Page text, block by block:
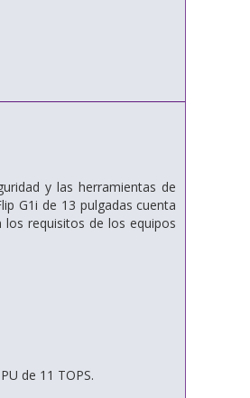
y las herramientas de
G1i de 13 pulgadas cuenta
requisitos de los equipos
de 11 TOPS.